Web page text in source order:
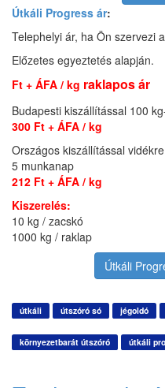
Útkáli Progress ár:
Telephelyi ár, ha Ön szervezi
Előzetes egyeztetés alapján.
Ft + ÁFA / kg raklapos ár
Budapesti kiszállítással 100
300 Ft + ÁFA / kg
Országos kiszállítással
5 munkanap
212 Ft + ÁFA / kg
Kiszerelés:
10 kg / zacskó
1000 kg / raklap
Útkáli
útkáli útszóró só jégoldó
környezetbarát útszóró útkáli